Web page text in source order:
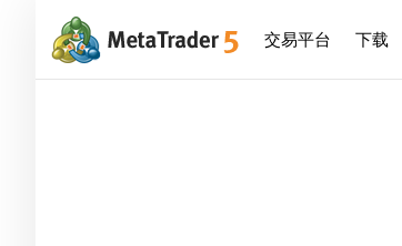
交易平台 下载